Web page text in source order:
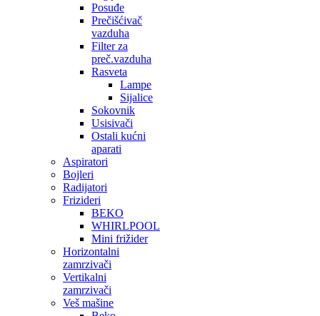
Posuđe
Prečišćivač
vazduha
Filter za
preč.vazduha
Rasveta
Lampe
Sijalice
Sokovnik
Usisivači
Ostali kućni
aparati
Aspiratori
Bojleri
Radijatori
Frizideri
BEKO
WHIRLPOOL
Mini frižider
Horizontalni
zamrzivači
Vertikalni
zamrzivači
Veš mašine